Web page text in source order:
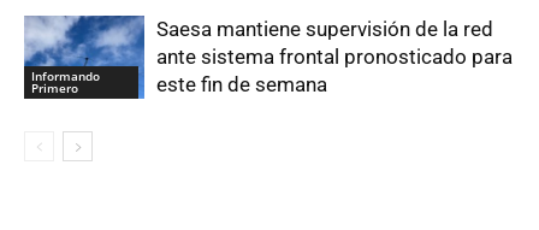
Informando
Primero
Saesa mantiene supervisión de la red
ante sistema frontal pronosticado para
este fin de semana